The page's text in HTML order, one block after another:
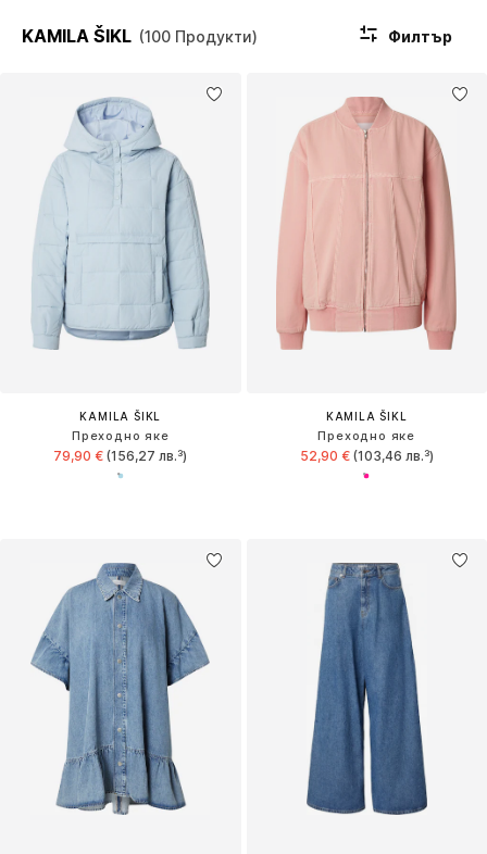
KAMILA ŠIKL (100 Продукти) Филтър
KAMILA ŠIKL
Преходно яке
79,90 € (156,27 лв.³)
KAMILA ŠIKL
Преходно яке
52,90 €(103,46 лв.³)